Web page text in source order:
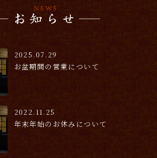
2025.07.29
お盆期間の営業について
2022.11.25
年末年始のお休みについて